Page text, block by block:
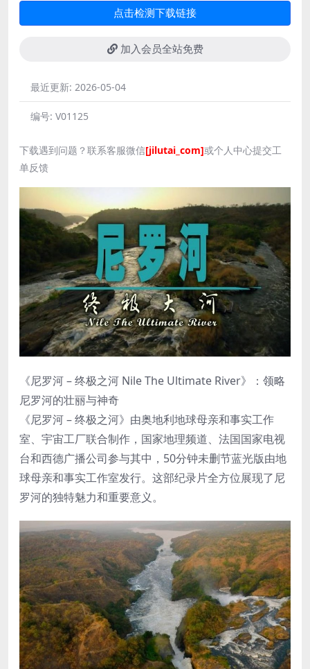
点击检测下载链接
加入会员全站免费
最近更新: 2026-05-04
编号: V01125
下载遇到问题？联系客服微信[jilutai_com]或个人中心提交工
单反馈
《尼罗河 – 终极之河 Nile The Ultimate River》：领略
尼罗河的壮丽与神奇
《尼罗河 – 终极之河》由奥地利地球母亲和事实工作
室、宇宙工厂联合制作，国家地理频道、法国国家电视
台和西德广播公司参与其中，50分钟未删节蓝光版由地
球母亲和事实工作室发行。这部纪录片全方位展现了尼
罗河的独特魅力和重要意义。